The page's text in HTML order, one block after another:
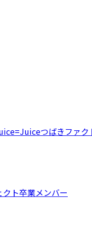
つばきファク
ト卒業メンバー